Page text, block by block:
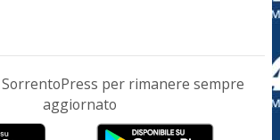
SorrentoPress per rimanere sempre
aggiornato